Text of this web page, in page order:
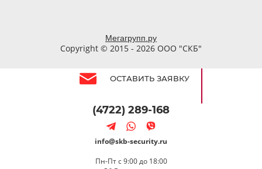
ОСТАВИТЬ ЗАЯВКУ
(4722) 289-168
info@skb-security.ru
Пн-Пт с 9:00 до 18:00
Мегагрупп.ру
Copyright © 2015 - 2026 ООО "СКБ"